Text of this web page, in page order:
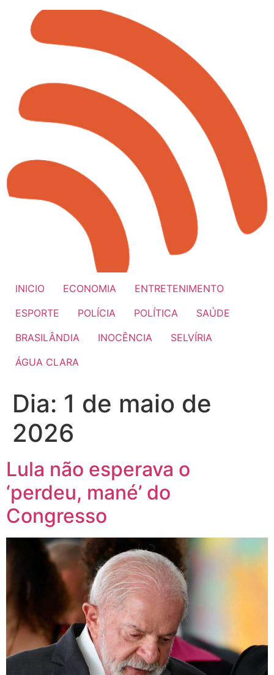
INICIO ECONOMIA
ENTRETENIMENTO
ESPORTE
POLÍCIA POLÍTICA
SAÚDE
BRASILÂNDIA
INOCÊNCIA
SELVÍRIA
ÁGUA CLARA
Dia: 1 de maio de
2026
Lula não esperava o
‘perdeu, mané’ do
Congresso